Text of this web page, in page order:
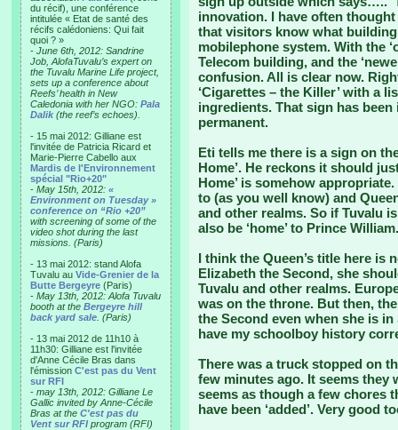
du récif), une conférence
intitulée « Etat de santé des
récifs calédoniens: Qui fait
quoi ? »
- June 6th, 2012: Sandrine
Job, AlofaTuvalu’s expert on
the Tuvalu Marine Life project,
sets up a conference about
Reefs’ health in New
Caledonia with her NGO: Pala
Dalik (the reef’s echoes).
- 15 mai 2012: Gilliane est
l'invitée de Patricia Ricard et
Marie-Pierre Cabello aux
Mardis de l'Environnement
spécial "Rio+20"
- May 15th, 2012: «
Environment on Tuesday »
conference on “Rio +20”
with screening of some of the
video shot during the last
missions. (Paris)
- 13 mai 2012: stand Alofa
Tuvalu au Vide-Grenier de la
Butte Bergeyre (Paris)
- May 13th, 2012: Alofa Tuvalu
booth at the Bergeyre hill
back yard sale . (Paris)
- 13 mai 2012 de 11h10 à
11h30: Gilliane est l'invitée
d'Anne Cécile Bras dans
l'émission C'est pas du Vent
sur RFI
- may 13th, 2012: Gilliane Le
Gallic invited by Anne-Cécile
Bras at the C'est pas du
Vent sur RFI program (RFI)
innovation. I have often
that visitors know what
mobilephone system. With the
Telecom building, and the
confusion. All is clear now.
‘Cigarettes – the Killer’ with a
ingredients. That sign has
permanent.
Eti tells me there is a sign on
Home’. He reckons it should
Home’ is somehow
to (as you well know) and
and other realms. So if Tuvalu
also be ‘home’ to Prince William.
I think the Queen’s title here is
Elizabeth the Second, she
Tuvalu and other realms.
was on the throne. But then,
the Second even when she is
have my schoolboy history
There was a truck stopped on
few minutes ago. It seems they
seems as though a few chores
have been ‘added’. Very good